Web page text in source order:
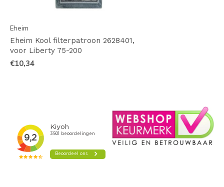
Eheim
Eheim Kool filterpatroon 2628401,
voor Liberty 75-200
€10,34